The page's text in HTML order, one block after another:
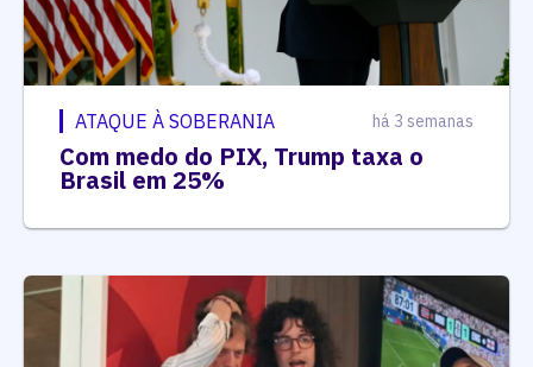
ATAQUE À SOBERANIA há 3 semanas
Com medo do PIX, Trump taxa o
Brasil em 25%